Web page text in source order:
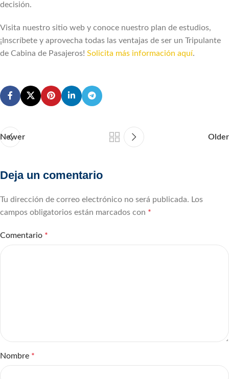
decisión.
Visita nuestro sitio web y conoce nuestro plan de estudios,
¡Inscríbete y aprovecha todas las ventajas de ser un Tripulante
de Cabina de Pasajeros! Solicita más información aquí.
Newer Older
Deja un comentario
Tu dirección de correo electrónico no será publicada. Los
campos obligatorios están marcados con *
Comentario *
Nombre *